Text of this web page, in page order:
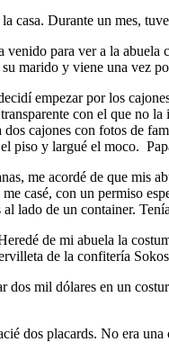
casa. Durante un mes,
para ver a la abuela
marido y viene una vez
empezar por los
con el que no
cajones con fotos de
piso y largué el moco.
me acordé de que mis
casé, con un permiso
lado de un container.
de mi abuela la
de la confitería
dos mil dólares en un
dos placards. No era